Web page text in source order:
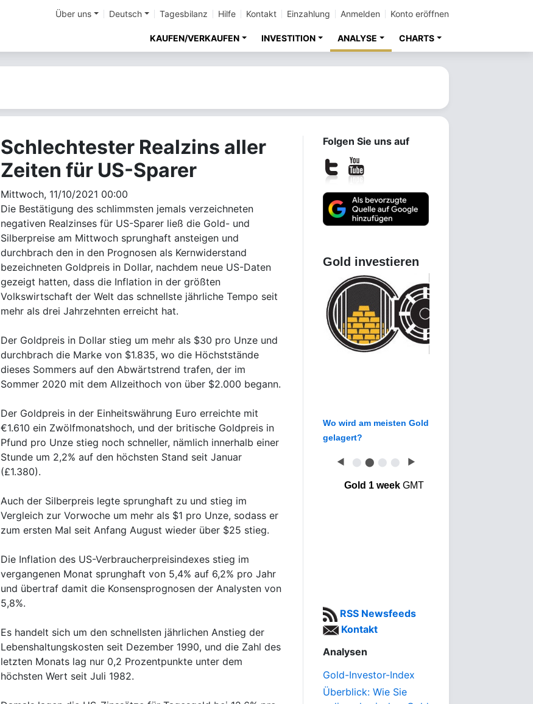
Über uns Deutsch Tagesbilanz Hilfe Kontakt Einzahlung Anmelden Konto eröffnen
KAUFEN/VERKAUFEN INVESTITION ANALYSE CHARTS
Schlechtester Realzins aller
Zeiten für US-Sparer
Mittwoch, 11/10/2021 00:00
Die Bestätigung des schlimmsten jemals verzeichneten
negativen Realzinses für US-Sparer ließ die Gold- und
Silberpreise am Mittwoch sprunghaft ansteigen und
durchbrach den in den Prognosen als Kernwiderstand
bezeichneten Goldpreis in Dollar, nachdem neue US-Daten
gezeigt hatten, dass die Inflation in der größten
Volkswirtschaft der Welt das schnellste jährliche Tempo seit
mehr als drei Jahrzehnten erreicht hat.
Der Goldpreis in Dollar stieg um mehr als $30 pro Unze und
durchbrach die Marke von $1.835, wo die Höchststände
dieses Sommers auf den Abwärtstrend trafen, der im
Sommer 2020 mit dem Allzeithoch von über $2.000 begann.
Der Goldpreis in der Einheitswährung Euro erreichte mit
€1.610 ein Zwölfmonatshoch, und der britische Goldpreis in
Pfund pro Unze stieg noch schneller, nämlich innerhalb einer
Stunde um 2,2% auf den höchsten Stand seit Januar
(£1.380).
Auch der Silberpreis legte sprunghaft zu und stieg im
Vergleich zur Vorwoche um mehr als $1 pro Unze, sodass er
zum ersten Mal seit Anfang August wieder über $25 stieg.
Die Inflation des US-Verbraucherpreisindexes stieg im
vergangenen Monat sprunghaft von 5,4% auf 6,2% pro Jahr
und übertraf damit die Konsensprognosen der Analysten von
5,8%.
Es handelt sich um den schnellsten jährlichen Anstieg der
Lebenshaltungskosten seit Dezember 1990, und die Zahl des
letzten Monats lag nur 0,2 Prozentpunkte unter dem
höchsten Wert seit Juli 1982.
Folgen Sie uns auf
Gold investieren
Wo wird am meisten Gold
gelagert?
◀ ⬤ ⬤ ⬤ ⬤ ▶
Gold 1 weekGMT
RSS Newsfeeds
Kontakt
Analysen
Gold-Investor-Index
Überblick: Wie Sie